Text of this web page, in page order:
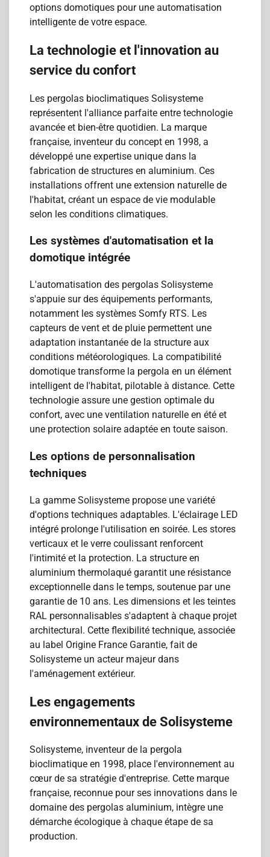
options domotiques pour une automatisation
intelligente de votre espace.
La technologie et l'innovation au
service du confort
Les pergolas bioclimatiques Solisysteme
représentent l'alliance parfaite entre technologie
avancée et bien-être quotidien. La marque
française, inventeur du concept en 1998, a
développé une expertise unique dans la
fabrication de structures en aluminium. Ces
installations offrent une extension naturelle de
l'habitat, créant un espace de vie modulable
selon les conditions climatiques.
Les systèmes d'automatisation et la
domotique intégrée
L'automatisation des pergolas Solisysteme
s'appuie sur des équipements performants,
notamment les systèmes Somfy RTS. Les
capteurs de vent et de pluie permettent une
adaptation instantanée de la structure aux
conditions météorologiques. La compatibilité
domotique transforme la pergola en un élément
intelligent de l'habitat, pilotable à distance. Cette
technologie assure une gestion optimale du
confort, avec une ventilation naturelle en été et
une protection solaire adaptée en toute saison.
Les options de personnalisation
techniques
La gamme Solisysteme propose une variété
d'options techniques adaptables. L'éclairage LED
intégré prolonge l'utilisation en soirée. Les stores
verticaux et le verre coulissant renforcent
l'intimité et la protection. La structure en
aluminium thermolaqué garantit une résistance
exceptionnelle dans le temps, soutenue par une
garantie de 10 ans. Les dimensions et les teintes
RAL personnalisables s'adaptent à chaque projet
architectural. Cette flexibilité technique, associée
au label Origine France Garantie, fait de
Solisysteme un acteur majeur dans
l'aménagement extérieur.
Les engagements
environnementaux de Solisysteme
Solisysteme, inventeur de la pergola
bioclimatique en 1998, place l'environnement au
cœur de sa stratégie d'entreprise. Cette marque
française, reconnue pour ses innovations dans le
domaine des pergolas aluminium, intègre une
démarche écologique à chaque étape de sa
production.